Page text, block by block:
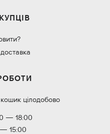
цілодобово
— 18:00
15:00